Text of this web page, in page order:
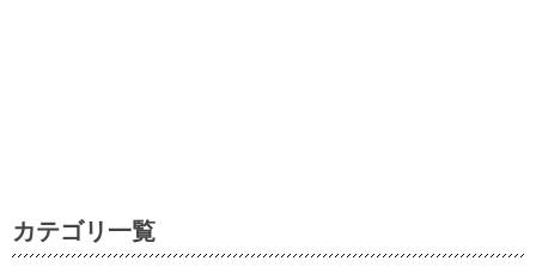
カテゴリ一覧